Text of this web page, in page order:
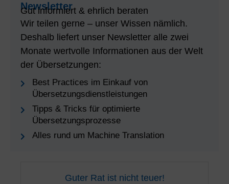
Newsletter
Gut informiert & ehrlich beraten
Wir teilen gerne – unser Wissen nämlich.
Deshalb liefert unser Newsletter alle zwei
Monate wertvolle Informationen aus der Welt
der Übersetzungen:
Best Practices im Einkauf von
Übersetzungsdienstleistungen
Tipps & Tricks für optimierte
Übersetzungsprozesse
Alles rund um Machine Translation
Guter Rat ist nicht teuer!